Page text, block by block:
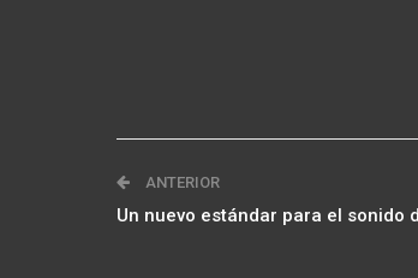
ANTERIOR
Un nuevo estándar para el sonido